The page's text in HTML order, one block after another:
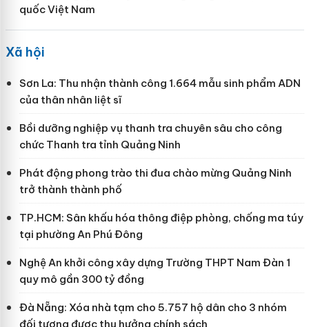
quốc Việt Nam
Xã hội
Sơn La: Thu nhận thành công 1.664 mẫu sinh phẩm ADN
của thân nhân liệt sĩ
Bồi dưỡng nghiệp vụ thanh tra chuyên sâu cho công
chức Thanh tra tỉnh Quảng Ninh
Phát động phong trào thi đua chào mừng Quảng Ninh
trở thành thành phố
TP.HCM: Sân khấu hóa thông điệp phòng, chống ma túy
tại phường An Phú Đông
Nghệ An khởi công xây dựng Trường THPT Nam Đàn 1
quy mô gần 300 tỷ đồng
Đà Nẵng: Xóa nhà tạm cho 5.757 hộ dân cho 3 nhóm
đối tượng được thụ hưởng chính sách